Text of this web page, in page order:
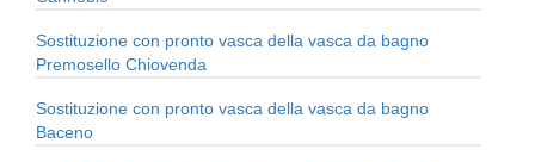
Sostituzione con pronto vasca della vasca da bagno
Premosello Chiovenda
Sostituzione con pronto vasca della vasca da bagno
Baceno